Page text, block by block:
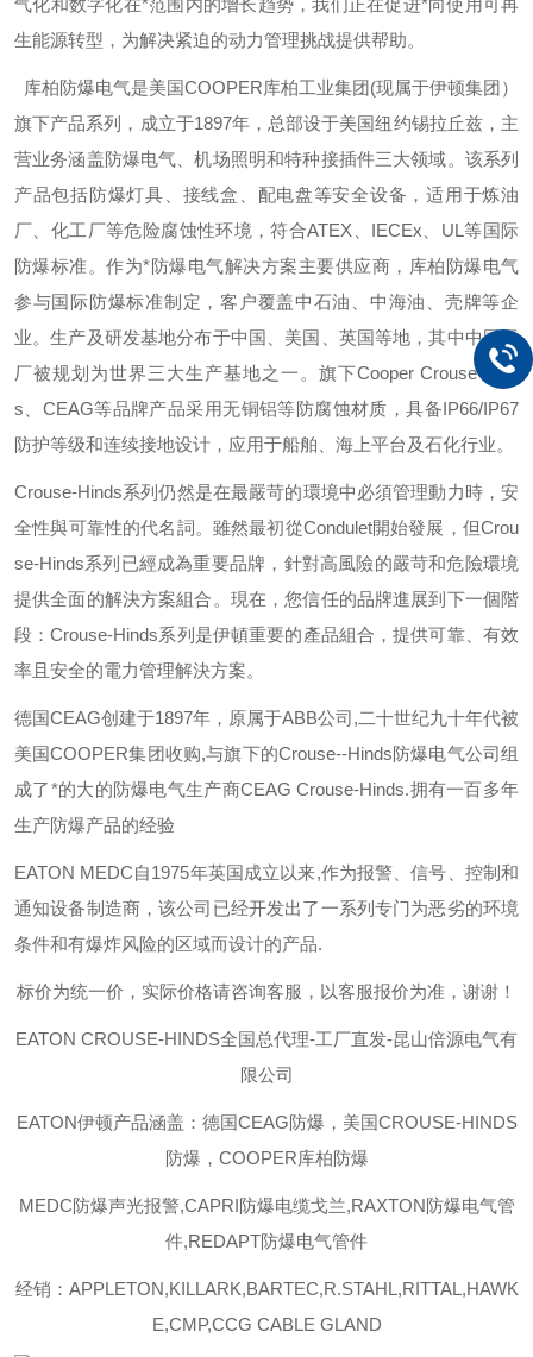
气化和数字化在*范围内的增长趋势，我们正在促进*向使用可再
生能源转型，为解决紧迫的动力管理挑战提供帮助。
库柏防爆电气是美国COOPER库柏工业集团(现属于伊顿集团）
旗下产品系列，成立于1897年，总部设于美国纽约锡拉丘兹，主
营业务涵盖防爆电气、机场照明和特种接插件三大领域。该系列
产品包括防爆灯具、接线盒、配电盘等安全设备，适用于炼油
厂、化工厂等危险腐蚀性环境，符合ATEX IECEx UL 等国际
防爆标准。作为*防爆电气解决方案主要供应商，库柏防爆电气
参与国际防爆标准制定，客户覆盖中石油、中海油、壳牌等企
业。生产及研发基地分布于中国、美国、英国等地，其中中国工
厂被规划为世界三大生产基地之一。旗下Cooper Crouse-Hind
s
CEAG等品牌产品采用无铜铝等防腐蚀材质，具备IP66/IP67
防护等级和连续接地设计，应用于船舶、海上平台及石化行业。
Crouse-Hinds系列仍然是在最嚴苛的環境中必須管理動力時，安
全性與可靠性的代名詞。雖然最初從Condulet開始發展，但Crou
se-Hinds系列已經成為重要品牌，針對高風險的嚴苛和危險環境
提供全面的解決方案組合。現在，您信任的品牌進展到下一個階
段：Crouse-Hinds系列是伊頓重要的產品組合，提供可靠、有效
率且安全的電力管理解決方案。
德国CEAG创建于1897年，原属于ABB公司,二十世纪九十年代被
美国COOPER集团收购,与旗下的Crouse--Hinds防爆电气公司组
成了*的大的防爆电气生产商CEAG Crouse-Hinds.拥有一百多年
生产防爆产品的经验
EATON MEDC自1975年英国成立以来,作为报警、信号、控制和
通知设备制造商，该公司已经开发出了一系列专门为恶劣的环境
条件和有爆炸风险的区域而设计的产品.
标价为统一价，实际价格请咨询客服，以客服报价为准，谢谢！
EATON CROUSE-HINDS全国总代理-工厂直发-昆山倍源电气有
限公司
EATON伊顿产品涵盖：德国CEAG防爆，美国CROUSE-HINDS
防爆，COOPER库柏防爆
MEDC防爆声光报警,CAPRI防爆电缆戈兰,RAXTON防爆电气管
件,REDAPT防爆电气管件
经销：APPLETON,KILLARK,BARTEC,R.STAHL,RITTAL,HAWK
E,CMP,CCG CABLE GLAND